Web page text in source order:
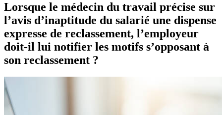
Lorsque le médecin du travail précise sur
l’avis d’inaptitude du salarié une dispense
expresse de reclassement, l’employeur
doit-il lui notifier les motifs s’opposant à
son reclassement ?